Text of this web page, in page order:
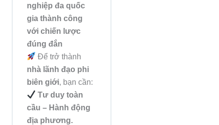
nghiệp đa quốc
gia thành công
với chiến lược
đúng đắn
Để trở thành
nhà lãnh đạo phi
biên giới, bạn cần:
Tư duy toàn
cầu – Hành động
địa phương.